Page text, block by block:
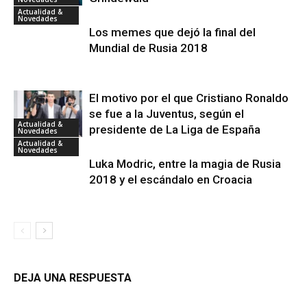
Actualidad &
Novedades
Los memes que dejó la final del
Mundial de Rusia 2018
Actualidad &
Novedades
El motivo por el que Cristiano Ronaldo
se fue a la Juventus, según el
presidente de La Liga de España
Actualidad &
Novedades
Luka Modric, entre la magia de Rusia
2018 y el escándalo en Croacia
DEJA UNA RESPUESTA